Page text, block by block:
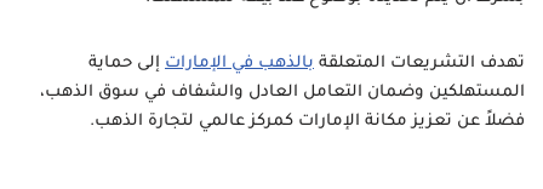
تهدف التشريعات المتعلقة بالذهب في الإمارات إلى حماية
المستهلكين وضمان التعامل العادل والشفاف في سوق الذهب،
فضلاً عن تعزيز مكانة الإمارات كمركز عالمي لتجارة الذهب.